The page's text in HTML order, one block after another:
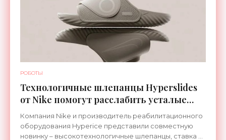
РОБОТЫ
Технологичные шлепанцы Hyperslides
от Nike помогут расслабить усталые
ноги после тренировки - «Гаджеты»
Компания Nike и производитель реабилитационного
оборудования Hyperice представили совместную
новинку – высокотехнологичные шлепанцы, ставка в